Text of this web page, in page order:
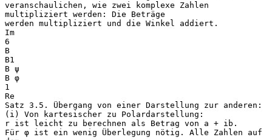
veranschaulichen, wie zwei komplexe Zahlen
multipliziert werden: Die Beträge
werden multipliziert und die Winkel addiert.
Im
6
B
B1
B ψ
B φ
1
Re
Satz 3.5. Übergang von einer Darstellung zur anderen:
(i) Von kartesischer zu Polardarstellung:
r ist leicht zu berechnen als Betrag von a + ib.
Für φ ist ein wenig Überlegung nötig. Alle Zahlen auf